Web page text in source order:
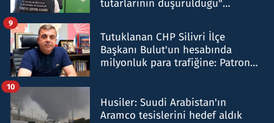
tutarlarının düşürüldüğü"
Tutuklanan CHP Silivri İlçe
Başkanı Bulut'un hesabında
milyonluk para trafiğine: Patron
9
Husiler: Suudi Arabistan'ın
Aramco tesislerini hedef aldık
10